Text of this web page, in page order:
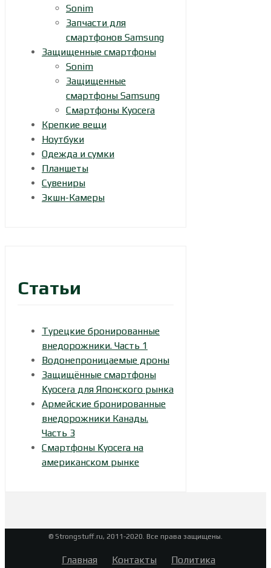
Sonim
Запчасти для
смартфонов Samsung
Защищенные смартфоны
Sonim
Защищенные
смартфоны Samsung
Смартфоны Kyocera
Крепкие вещи
Ноутбуки
Одежда и сумки
Планшеты
Сувениры
Экшн-Камеры
Статьи
Турецкие бронированные
внедорожники. Часть 1
Водонепроницаемые дроны
Защищённые смартфоны
Kyocera для Японского рынка
Армейские бронированные
внедорожники Канады.
Часть 3
Смартфоны Kyocera на
американском рынке
© Strongstuff.ru, 2011-2020. Все права защищены.
Главная Контакты Политика